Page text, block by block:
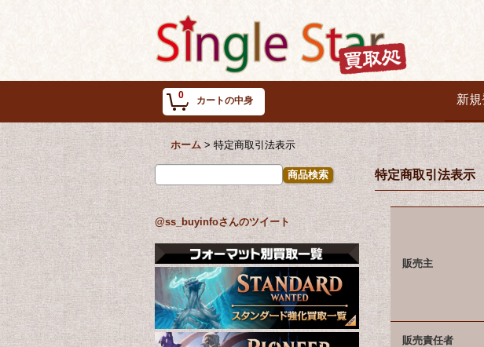
0 カートの中身 新
ホーム > 特定商取引法表示
@ss_buyinfoさんのツイート
特定商取引法表示
販売主
販売責任者